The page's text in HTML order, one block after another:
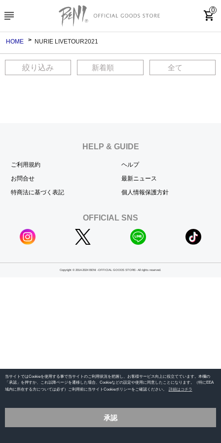
当サイトではCookieを使用する事で当サイトのご利用状況を把握し、お客様サービス向上に役立てています。本欄の
「承認」を押すか、これ以降ページを遷移した場合、Cookieなどの設定や使用に同意したことになります。（特にEEA
域内に所在する方については必ず）ご利用前に当サイトCookieポリシーをご確認ください。
詳細はコチラ
承認
subject shopping_cart
0
HOME NURIE LIVETOUR2021
絞り込み
HELP & GUIDE
ご利用規約
ヘルプ
お問合せ
最新ニュース
特商法に基づく表記
個人情報保護方針
OFFICIAL SNS
Copyright © 2014-2024 BENI -OFFICIAL GOODS STORE- All rights reserved.